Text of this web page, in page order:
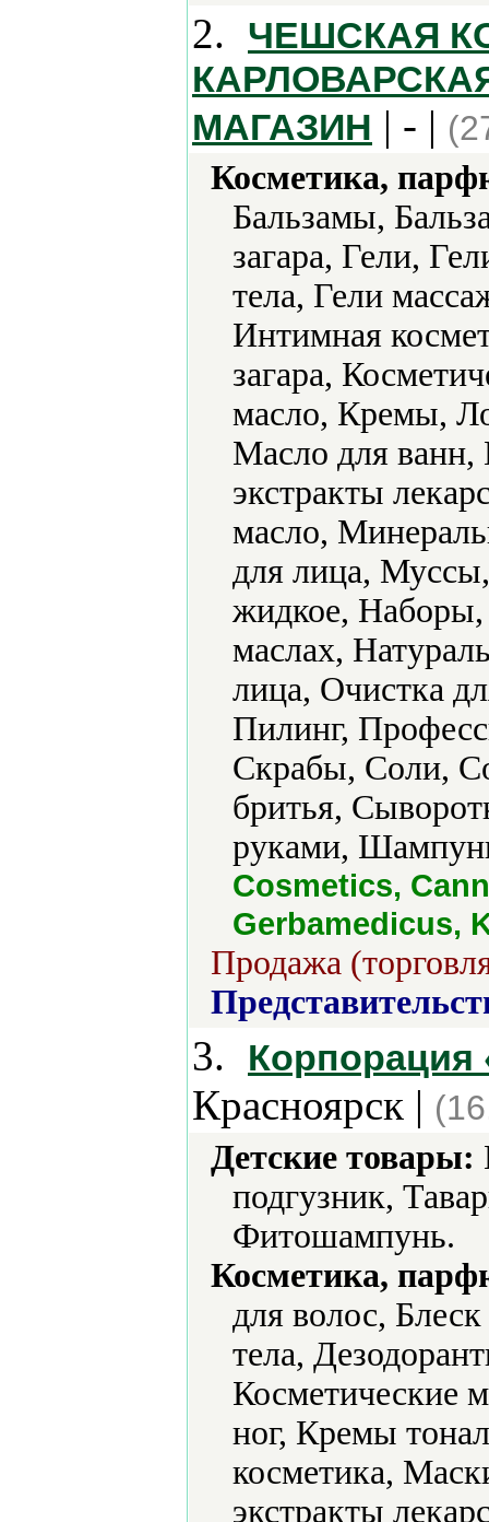
2.
ЧЕШСКАЯ
МАГАЗИН | - |
Косметика,
Бальзамы,
загара, Гели,
тела, Гели
Интимная
загара,
масло, Кремы,
Масло для
экстракты
масло,
для лица,
жидкое, Наборы,
маслах,
лица, Очистка
Пилинг,
Скрабы, Соли,
бритья,
руками,
Cosmetics,
Gerbamedicus,
Продажа
3. Корпорация
Красноярск |
Детские товары:
подгузник,
Фитошампунь.
Косметика,
для волос,
тела,
Косметические
ног, Кремы
косметика,
экстракты